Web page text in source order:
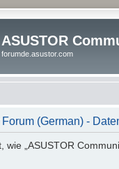
ASUSTOR
forumde.asustor.com
(German) -
wie „ASUSTOR